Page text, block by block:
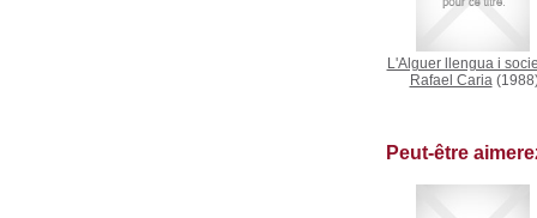
L'Alguer llengua i
Rafael Caria
Peut-être